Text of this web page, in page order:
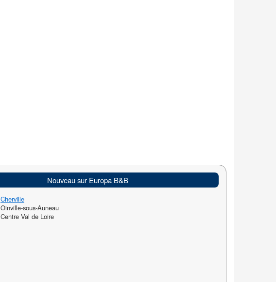
Nouveau sur Europa B&B
Cherville
Oinville-sous-Auneau
Centre Val de Loire